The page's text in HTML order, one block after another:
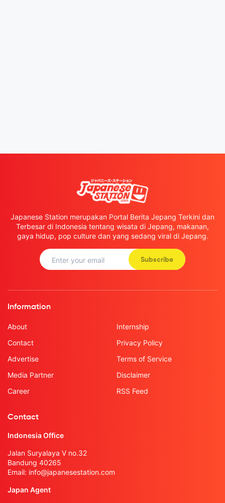
Japanese Station merupakan Portal Berita Jepang Terkini dan
Terbesar di Indonesia tentang wisata di Jepang, makanan,
gaya hidup, pop culture dan yang sedang viral di Jepang.
Subscribe
Information
About
Contact
Advertise
Media Partner
Career
Internship
Privacy Policy
Terms of Service
Disclaimer
RSS Feed
Contact
Indonesia Office
Jalan Suryalaya V no.32
Bandung 40265
Email: info@japanesestation.com
Japan Agent